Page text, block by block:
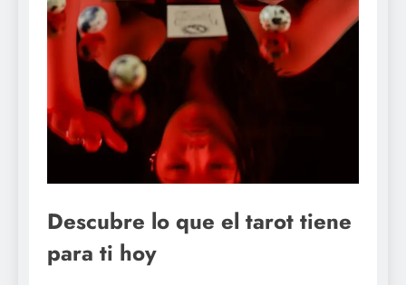
Descubre lo que el tarot tiene
para ti hoy